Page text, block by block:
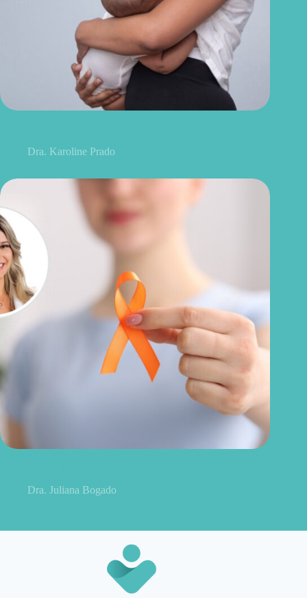
Dra. Karoline Prado
Dra. Juliana Bogado